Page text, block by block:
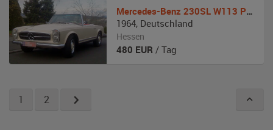
Mercedes-Benz 230SL W113 Pagode
1964, Deutschland
Hessen
480 EUR / Tag
1 2